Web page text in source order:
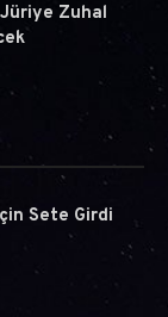
Jüriye Zuhal
Sete Girdi